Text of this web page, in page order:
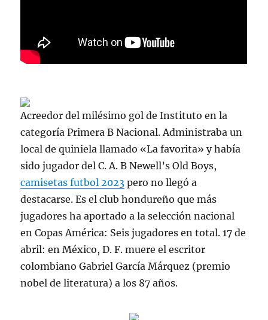
Acreedor del milésimo gol de Instituto en la
categoría Primera B Nacional. Administraba un
local de quiniela llamado «La favorita» y había
sido jugador del C. A. B Newell’s Old Boys,
camisetas futbol 2023 pero no llegó a
destacarse. Es el club hondureño que más
jugadores ha aportado a la selección nacional
en Copas América: Seis jugadores en total. 17 de
abril: en México, D. F. muere el escritor
colombiano Gabriel García Márquez (premio
nobel de literatura) a los 87 años.